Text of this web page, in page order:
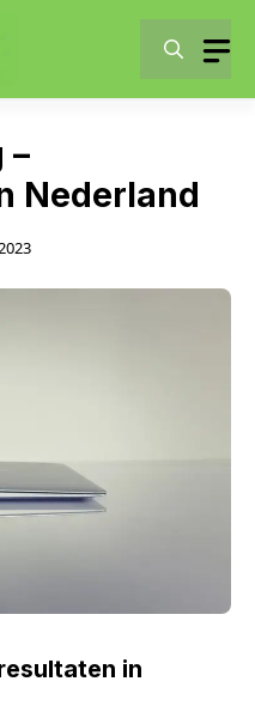
–
Nederland
in